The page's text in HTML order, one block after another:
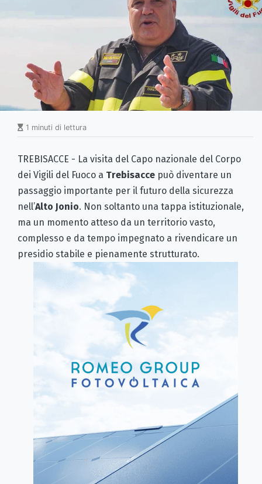
1 minuti di lettura
TREBISACCE - La visita del Capo nazionale del Corpo
dei Vigili del Fuoco a Trebisacce può diventare un
passaggio importante per il futuro della sicurezza
nell’Alto Jonio. Non soltanto una tappa istituzionale,
ma un momento atteso da un territorio vasto,
complesso e da tempo impegnato a rivendicare un
presidio stabile e pienamente strutturato.